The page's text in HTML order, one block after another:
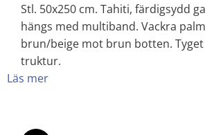
Stl. 50x250 cm. Tahiti, färdigsydd
hängs med multiband. Vackra
brun/beige mot brun botten. Tyget
truktur.
Läs mer